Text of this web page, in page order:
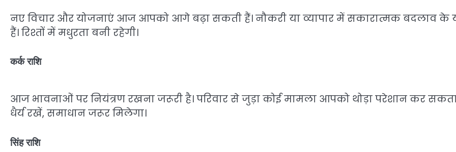
नए विचार और योजनाएं आज आपको आगे बढ़ा सकती हैं। नौकरी या व्यापार में सकारात्मक बदलाव के
हैं। रिश्तों में मधुरता बनी रहेगी।
कर्क राशि
आज भावनाओं पर नियंत्रण रखना जरूरी है। परिवार से जुड़ा कोई मामला आपको थोड़ा परेशान कर सकता
धैर्य रखें, समाधान जरूर मिलेगा।
सिंह राशि